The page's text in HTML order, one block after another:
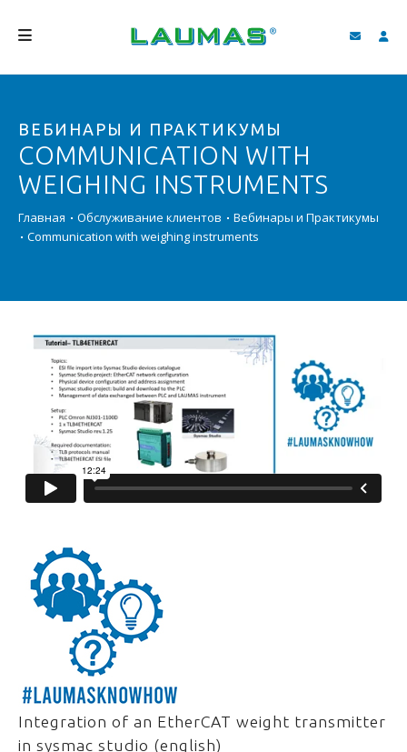
ПРОДУКЦИЯ
УСЛУГИ
ВИДЕО ГАЛЕРЕЯ
ПОИСК
PУССКИЙ
ВЕБИНАРЫ И ПРАКТИКУМЫ
COMMUNICATION WITH
WEIGHING INSTRUMENTS
Главная Обслуживание клиентов
Вебинары и Практикумы
Communication with weighing instruments
Integration of an EtherCAT weight transmitter
in sysmac studio (english)